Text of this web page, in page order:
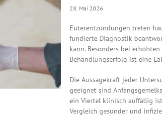
28. Mai 2026
Euterentzündungen treten
fundierte Diagnostik
kann. Besonders bei
Behandlungserfolg ist eine
Die Aussagekraft jeder
geeignet sind
ein Viertel klinisch auffällig
Vergleich gesunder und